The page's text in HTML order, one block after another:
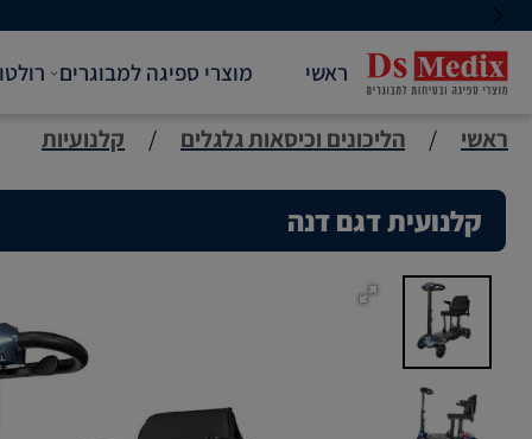
ראשי מוצרי ספיגה למבוגרים
ראשי / הליכונים וכיסאות גלגלים / קלנועיות
קלנועית דגם דנה